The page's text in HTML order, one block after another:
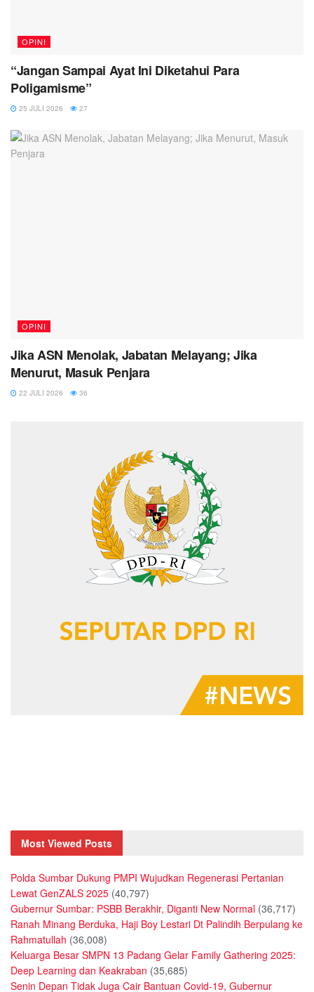
OPINI
“Jangan Sampai Ayat Ini Diketahui Para
Poligamisme”
25 JULI 2026 27
OPINI
Jika ASN Menolak, Jabatan Melayang; Jika
Menurut, Masuk Penjara
22 JULI 2026 36
Most Viewed Posts
Polda Sumbar Dukung PMPI Wujudkan Regenerasi Pertanian
Lewat GenZALS 2025 (40,797)
Gubernur Sumbar: PSBB Berakhir, Diganti New Normal (36,717)
Ranah Minang Berduka, Haji Boy Lestari Dt Palindih Berpulang ke
Rahmatullah (36,008)
Keluarga Besar SMPN 13 Padang Gelar Family Gathering 2025:
Deep Learning dan Keakraban (35,685)
Senin Depan Tidak Juga Cair Bantuan Covid-19, Gubernur